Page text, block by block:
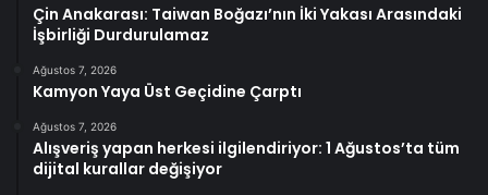
Çin Anakarası: Taiwan Boğazı’nın İki Yakası Arasındaki
İşbirliği Durdurulamaz
Ağustos 7, 2026
Kamyon Yaya Üst Geçidine Çarptı
Ağustos 7, 2026
Alışveriş yapan herkesi ilgilendiriyor: 1 Ağustos’ta tüm
dijital kurallar değişiyor